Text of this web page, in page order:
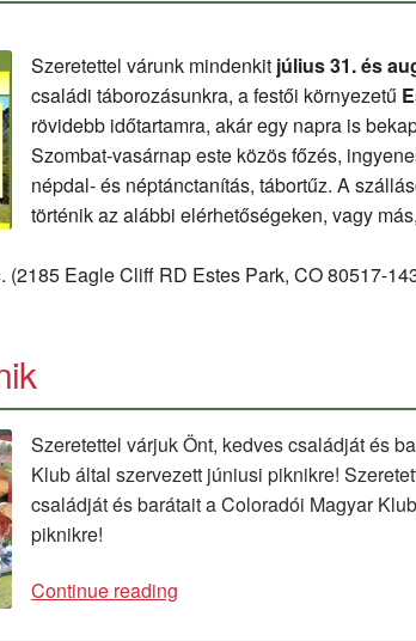
Nap
Denverben
–
Augusztus
17.
Szeretettel várunk mindenkit július 31. és
családi táborozásunkra, a festői környezetű
rövidebb időtartamra, akár egy napra is
Szombat-vasárnap este közös főzés,
népdal- és néptánctanítás, tábortűz. A
történik az alábbi elérhetőségeken, vagy
. (2185 Eagle Cliff RD Estes Park, CO 80517-
Szeretettel várjuk Önt, kedves családját és
Klub által szervezett júniusi piknikre!
családját és barátait a Coloradói Magyar
piknikre!
Continue readingJúniusi